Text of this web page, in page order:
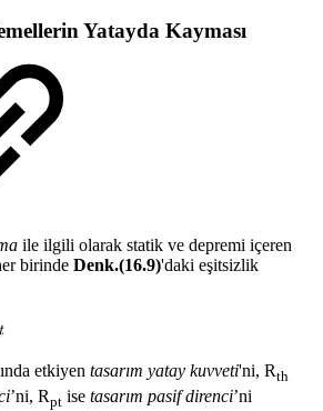
Yatayda Kayması
ile ilgili olarak statik ve depremi içeren
birinde Denk.(16.9)'daki eşitsizlik
etkiyen tasarım yatay kuvveti'ni, Rth
’ni, Rpt ise tasarım pasif direnci’ni